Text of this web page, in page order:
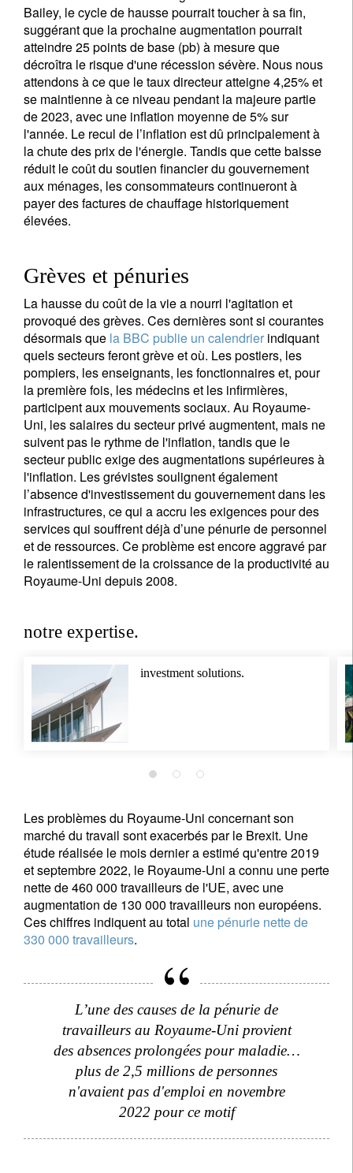
Bailey, le cycle de hausse pourrait toucher à sa fin,
suggérant que la prochaine augmentation pourrait
atteindre 25 points de base (pb) à mesure que
décroîtra le risque d'une récession sévère. Nous nous
attendons à ce que le taux directeur atteigne 4,25% et
se maintienne à ce niveau pendant la majeure partie
de 2023, avec une inflation moyenne de 5% sur
l'année. Le recul de l’inflation est dû principalement à
la chute des prix de l'énergie. Tandis que cette baisse
réduit le coût du soutien financier du gouvernement
aux ménages, les consommateurs continueront à
payer des factures de chauffage historiquement
élevées.
Grèves et pénuries
La hausse du coût de la vie a nourri l'agitation et
provoqué des grèves. Ces dernières sont si courantes
désormais que la BBC publie un calendrier indiquant
quels secteurs feront grève et où. Les postiers, les
pompiers, les enseignants, les fonctionnaires et, pour
la première fois, les médecins et les infirmières,
participent aux mouvements sociaux. Au Royaume-
Uni, les salaires du secteur privé augmentent, mais ne
suivent pas le rythme de l'inflation, tandis que le
secteur public exige des augmentations supérieures à
l'inflation. Les grévistes soulignent également
l’absence d'investissement du gouvernement dans les
infrastructures, ce qui a accru les exigences pour des
services qui souffrent déjà d’une pénurie de personnel
et de ressources. Ce problème est encore aggravé par
le ralentissement de la croissance de la productivité au
Royaume-Uni depuis 2008.
notre expertise.
investment solutions.
Les problèmes du Royaume-Uni concernant son
marché du travail sont exacerbés par le Brexit. Une
étude réalisée le mois dernier a estimé qu'entre 2019
et septembre 2022, le Royaume-Uni a connu une perte
nette de 460 000 travailleurs de l'UE, avec une
augmentation de 130 000 travailleurs non européens.
Ces chiffres indiquent au total une pénurie nette de
330 000 travailleurs.
L’une des causes de la pénurie de
travailleurs au Royaume-Uni provient
des absences prolongées pour maladie…
plus de 2,5 millions de personnes
n'avaient pas d'emploi en novembre
2022 pour ce motif
S'inscrire à la newsletter